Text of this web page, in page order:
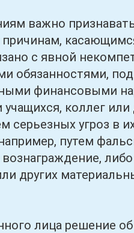
признавать,
с явной
обязанностями,
финансовыми
коллег или
серьезных угроз в
путем
других
лица решение